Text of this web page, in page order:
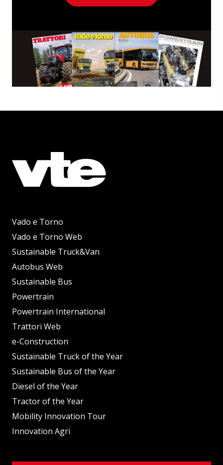
Vado e Torno
Vado e Torno Web
Sustainable Truck&Van
Autobus Web
Sustainable Bus
Powertrain
Powertrain International
Trattori Web
e-Construction
Sustainable Truck of the Year
Sustainable Bus of the Year
Diesel of the Year
Tractor of the Year
Mobility Innovation Tour
Innovation Agri